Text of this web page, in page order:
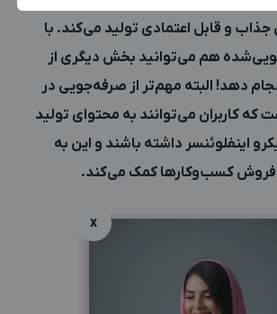
جذاب و قابل اعتمادی تولید می‌کند. با
هم می‌توانید بخش دیگری از
دهد! البته مهم‌تر از صرفه‌جویی در
که کاربران می‌توانند به محتوای تولید
اینفلوئنسر داشته باشند و این به
فروش کسب‌وکارها کمک می‌کند.
x
ادمینی بزرگترین کانال ادمینی